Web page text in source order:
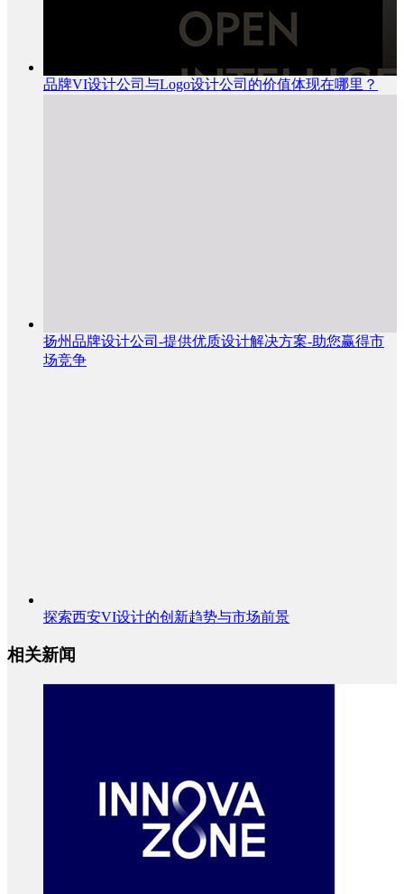
品牌VI设计公司与Logo设计公司的价值体现在哪里？
扬州品牌设计公司-提供优质设计解决方案-助您赢得市
场竞争
探索西安VI设计的创新趋势与市场前景
相关新闻